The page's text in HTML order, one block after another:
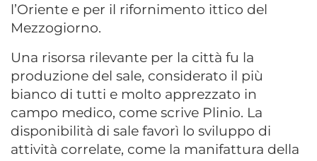
l’Oriente e per il rifornimento ittico del
Mezzogiorno.
Una risorsa rilevante per la città fu la
produzione del sale, considerato il più
bianco di tutti e molto apprezzato in
campo medico, come scrive Plinio. La
disponibilità di sale favorì lo sviluppo di
attività correlate, come la manifattura della